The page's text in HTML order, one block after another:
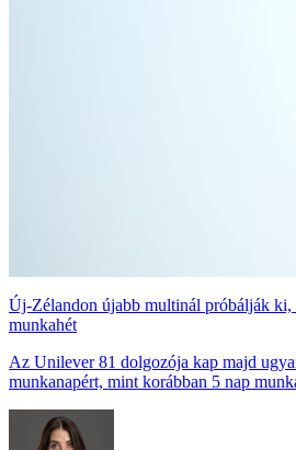
Új-Zélandon újabb multinál próbálják ki,
munkahét
Az Unilever 81 dolgozója kap majd
munkanapért, mint korábban 5 nap